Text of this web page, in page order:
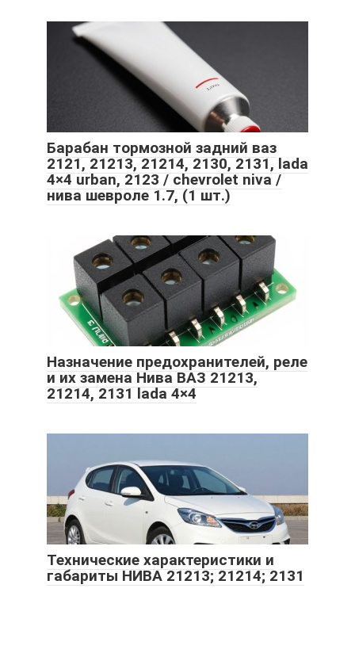
Барабан тормозной задний ваз
2121, 21213, 21214, 2130, 2131, lada
4×4 urban, 2123 / chevrolet niva /
нива шевроле 1.7, (1 шт.)
Назначение предохранителей, реле
и их замена Нива ВАЗ 21213,
21214, 2131 lada 4×4
Технические характеристики и
габариты НИВА 21213; 21214; 2131